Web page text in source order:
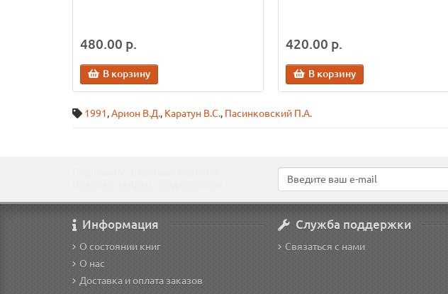
480.00 р.
В корзину
420.00 р.
В корзину
1991,Арион В.Д., Каратун В.С., Пасинковский П.А.
Информация
О состоянии книг
О нас
Доставка и оплата заказов
Служба поддержки
Связаться с нами